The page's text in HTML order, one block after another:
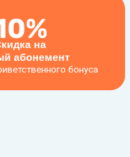
на
абонемент
бонуса